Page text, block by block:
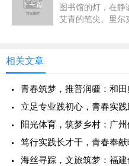
下一篇
图书馆的灯，在静
艾青的笔尖、里尔
相关文章